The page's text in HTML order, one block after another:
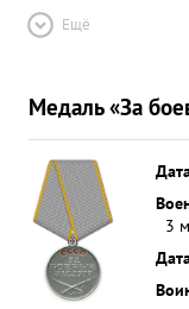
Ещё
Медаль «За
3